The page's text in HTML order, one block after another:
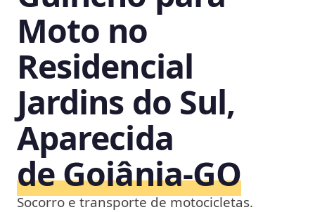
Moto no
Residencial
Jardins do Sul,
Aparecida
de Goiânia‑GO
Socorro e transporte de motocicletas.